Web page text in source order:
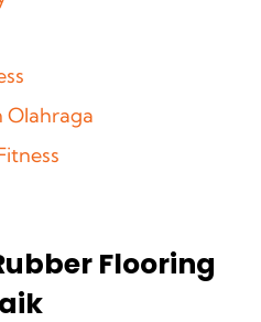
Olahraga
Flooring